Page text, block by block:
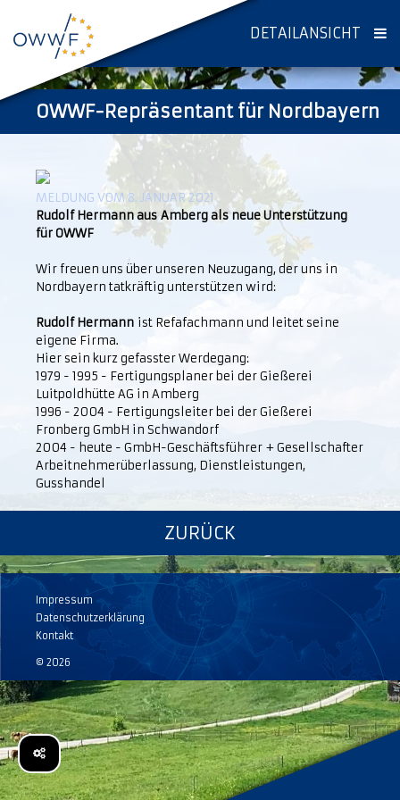
DETAILANSICHT
OWWF-Repräsentant für Nordbayern
MELDUNG VOM 8. JANUAR 2021
Rudolf Hermann aus Amberg als neue Unterstützung
für OWWF
Wir freuen uns über unseren Neuzugang, der uns in
Nordbayern tatkräftig unterstützen wird:
Rudolf Hermann ist Refafachmann und leitet seine
eigene Firma.
Hier sein kurz gefasster Werdegang:
1979 - 1995 - Fertigungsplaner bei der Gießerei
Luitpoldhütte AG in Amberg
1996 - 2004 - Fertigungsleiter bei der Gießerei
Fronberg GmbH in Schwandorf
2004 - heute - GmbH-Geschäftsführer + Gesellschafter
Arbeitnehmerüberlassung, Dienstleistungen,
Gusshandel
ZURÜCK
Impressum
Datenschutzerklärung
Kontakt
© 2026